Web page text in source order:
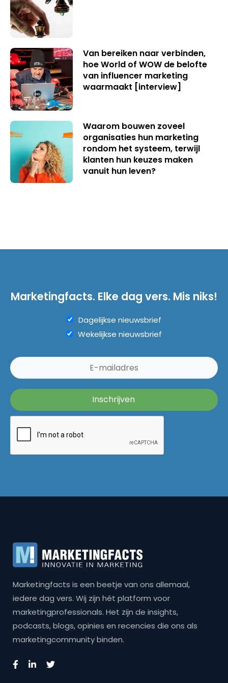
Van bereiken naar verbinden,
hoe World of WOW de belofte
van influencer marketing
waarmaakt [interview]
Waarom bouwen zoveel
organisaties hun marketing
rondom het systeem, terwijl
klanten hun keuzes maken
vanuit hun leven?
Marketingfacts. Elke dag vers. Mis niks!
Dagelijkse nieuwsbrief
Wekelijkse nieuwsbrief
Marketingfacts is een beetje van ons allemaal,
iedere dag vers. Wij zijn hét platform voor
marketingprofessionals. Het zijn de insights,
podcasts, blogs, opinies en recencies die ons als
marketingcommunity binden.